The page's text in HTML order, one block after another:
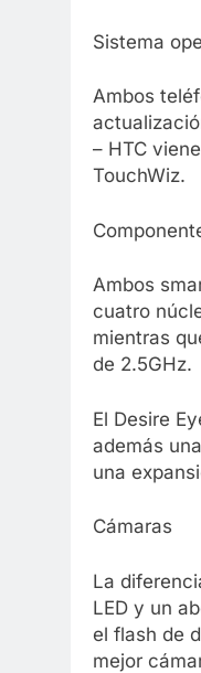
Sistema
Ambos
– HTC
TouchWiz.
Ambos
cuatro
mientras
de 2.5GHz.
El Desire
además
una
Cámaras
La
LED y un
el flash de
mejor